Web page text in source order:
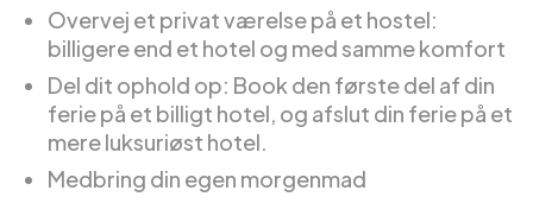
Overvej et privat værelse på et hostel:
billigere end et hotel og med samme komfort
Del dit ophold op: Book den første del af din
ferie på et billigt hotel, og afslut din ferie på et
mere luksuriøst hotel.
Medbring din egen morgenmad